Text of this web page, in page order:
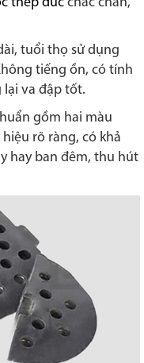
tuổi thọ sử dụng
tiếng ồn, có tính
lại va đập tốt.
gồm hai màu
rõ ràng, có khả
hay ban đêm, thu hút